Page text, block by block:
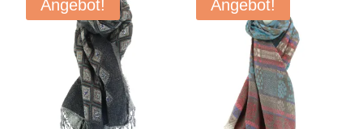
Angebot! Angebot!